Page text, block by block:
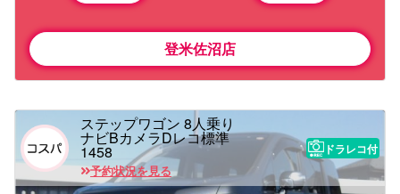
登米佐沼店
ステップワゴン 8人乗り
ナビBカメラDレコ標準
1458
予約状況を見る
ドラレコ付